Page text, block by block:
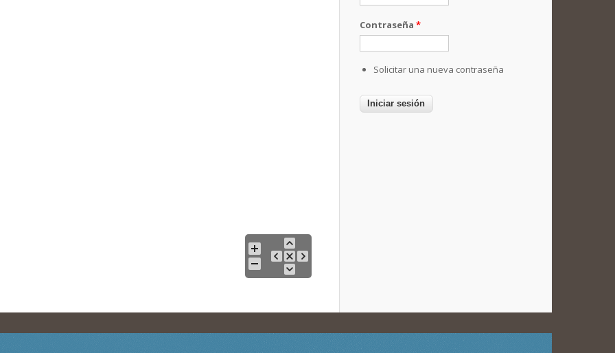
Contraseña *
Solicitar una nueva contraseña